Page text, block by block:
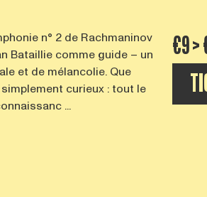
n° 2 de Rachmaninov
Bataillie comme guide – un
et de mélancolie. Que
curieux : tout le
...
€9 >